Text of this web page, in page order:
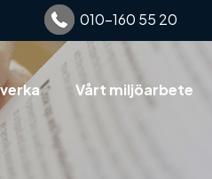
010-160 55 20
Vårt miljöarbete